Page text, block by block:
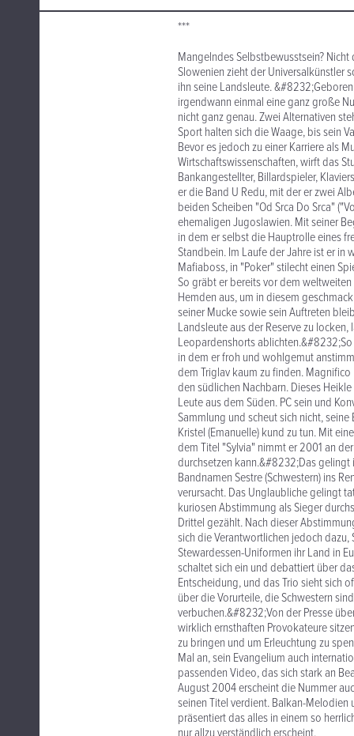
***
Mangelndes Selbstbewusstsein?
Slowenien zieht der Universalkünstler
ihn seine Landsleute.
irgendwann einmal eine ganz große
nicht ganz genau. Zwei Alternativen
Sport halten sich die Waage, bis sein
Bevor es jedoch zu einer Karriere als
Wirtschaftswissenschaften, wirft das
Bankangestellter, Billardspieler,
er die Band U Redu, mit der er zwei
beiden Scheiben "Od Srca Do Srca"
ehemaligen Jugoslawien. Mit seiner
in dem er selbst die Hauptrolle eines
Standbein. Im Laufe der Jahre ist er in
Mafiaboss, in "Poker" stilecht einen
So gräbt er bereits vor dem
Hemden aus, um in diesem
seiner Mucke sowie sein Auftreten
Landsleute aus der Reserve zu
Leopardenshorts
in dem er froh und wohlgemut
dem Triglav kaum zu finden.
den südlichen Nachbarn. Dieses
Leute aus dem Süden. PC sein und
Sammlung und scheut sich nicht,
Kristel (Emanuelle) kund zu tun. Mit
dem Titel "Sylvia" nimmt er 2001 an
durchsetzen kann.&#8232;Das gelingt
Bandnamen Sestre (Schwestern) ins
verursacht. Das Unglaubliche gelingt
kuriosen Abstimmung als Sieger
Drittel gezählt. Nach dieser
sich die Verantwortlichen jedoch dazu,
Stewardessen-Uniformen ihr Land in
schaltet sich ein und debattiert über
Entscheidung, und das Trio sieht sich
über die Vorurteile, die Schwestern
verbuchen.&#8232;Von der Presse
wirklich ernsthaften Provokateure
zu bringen und um Erleuchtung zu
Mal an, sein Evangelium auch
passenden Video, das sich stark an
August 2004 erscheint die Nummer
seinen Titel verdient. Balkan-
präsentiert das alles in einem so